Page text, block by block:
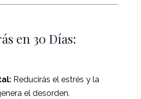
en 30 Días:
Reducirás el estrés y la
el desorden.